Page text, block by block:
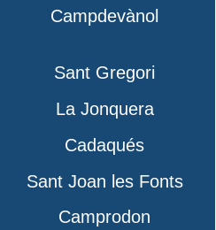
Campdevànol
Sant Gregori
La Jonquera
Cadaqués
Sant Joan les Fonts
Camprodon